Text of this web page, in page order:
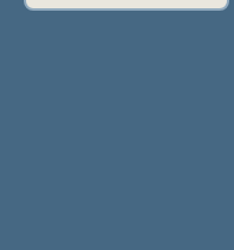
Remigijus